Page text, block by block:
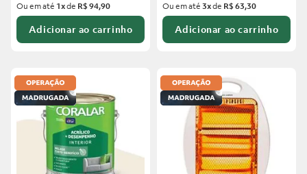
Ou em até 1xde R$ 94,90
Adicionar ao carrinho
Ou em até3xde R$ 63,30
Adicionar ao carrinho